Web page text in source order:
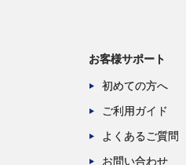
お客様サポート
初めての方へ
ご利用ガイド
よくあるご質問
お問い合わせ